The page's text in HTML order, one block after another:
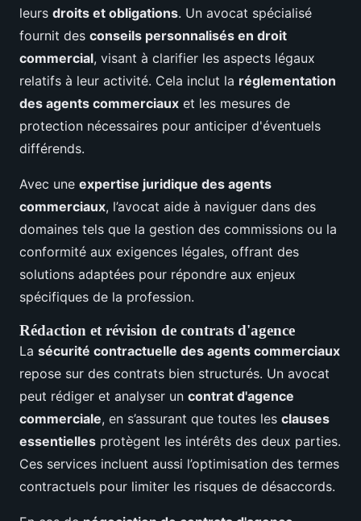
leurs droits et obligations. Un avocat spécialisé
fournit des conseils personnalisés en droit
commercial, visant à clarifier les aspects légaux
relatifs à leur activité. Cela inclut la réglementation
des agents commerciaux et les mesures de
protection nécessaires pour anticiper d'éventuels
différends.
Avec une expertise juridique des agents
commerciaux, l’avocat aide à naviguer dans des
domaines tels que la gestion des commissions ou la
conformité aux exigences légales, offrant des
solutions adaptées pour répondre aux enjeux
spécifiques de la profession.
Rédaction et révision de contrats d'agence
La sécurité contractuelle des agents commerciaux
repose sur des contrats bien structurés. Un avocat
peut rédiger et analyser un contrat d'agence
commerciale, en s’assurant que toutes les clauses
essentielles protègent les intérêts des deux parties.
Ces services incluent aussi l’optimisation des termes
contractuels pour limiter les risques de désaccords.